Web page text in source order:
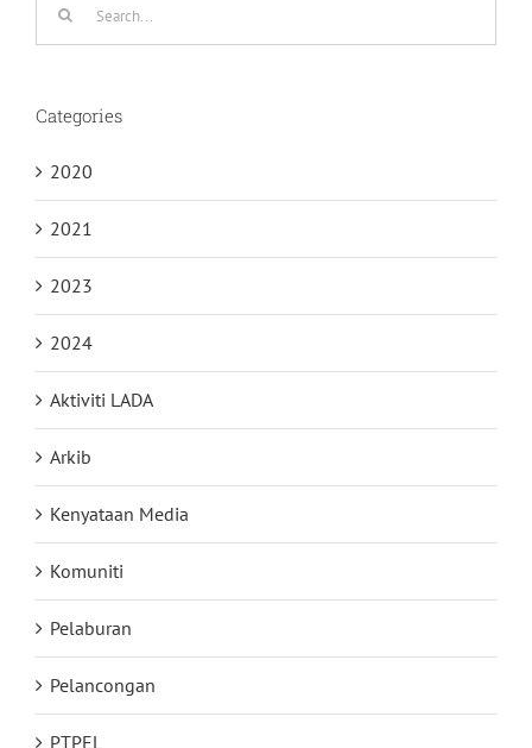
Categories
2020
2021
2023
2024
Aktiviti LADA
Arkib
Kenyataan Media
Komuniti
Pelaburan
Pelancongan
PTPEL